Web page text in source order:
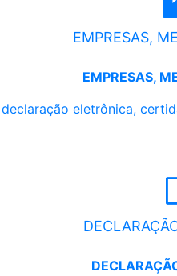
EMPRESAS,
EMPRESAS,
eletrônica,